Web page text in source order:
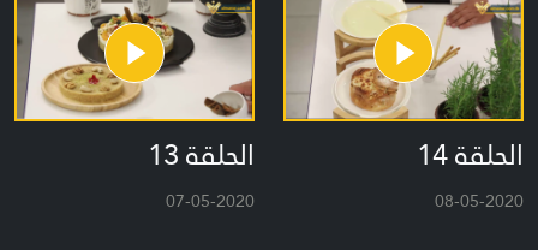
الحلقة 14
08-05-2020
الحلقة 13
07-05-2020